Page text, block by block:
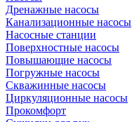
Дренажные насосы
Канализационные насосы
Насосные станции
Поверхностные насосы
Повышающие насосы
Погружные насосы
Скважинные насосы
Циркуляционные насосы
Прокомфорт